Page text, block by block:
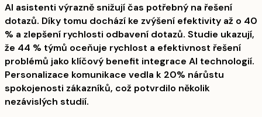
AI asistenti výrazně snižují čas potřebný na řešení
dotazů. Díky tomu dochází ke zvýšení efektivity až o 40
% a zlepšení rychlosti odbavení dotazů. Studie ukazují,
že 44 % týmů oceňuje rychlost a efektivnost řešení
problémů jako klíčový benefit integrace AI technologií.
Personalizace komunikace vedla k 20% nárůstu
spokojenosti zákazníků, což potvrdilo několik
nezávislých studií.